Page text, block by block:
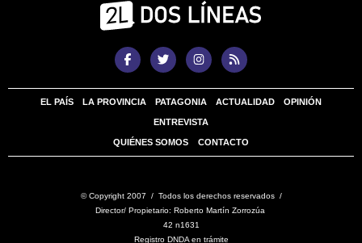
EL PAÍS LA PROVINCIA PATAGONIA ACTUALIDAD OPINIÓN
ENTREVISTA
QUIÉNES SOMOS CONTACTO
© Copyright 2007 / Todos los derechos reservados /
Director/ Propietario: Roberto Martín Zorrozúa
42 n1631
Registro DNDA en trámite